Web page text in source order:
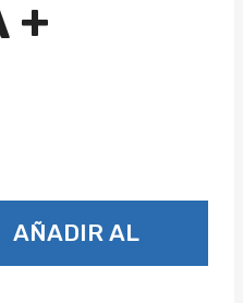
+
AÑADIR AL